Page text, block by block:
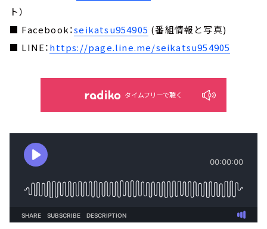
ト）
■ Facebook：seikatsu954905 (番組情報と写真)
■ LINE：https://page.line.me/seikatsu954905
タイムフリーで聴く